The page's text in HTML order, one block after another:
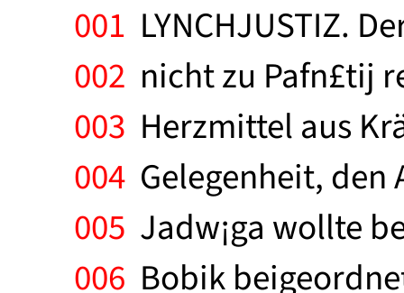
001 LYNCHJUSTIZ.
002 nicht zu Pafn£tij
003 Herzmittel aus
004 Gelegenheit, den
005 Jadw¡ga wollte
006 Bobik